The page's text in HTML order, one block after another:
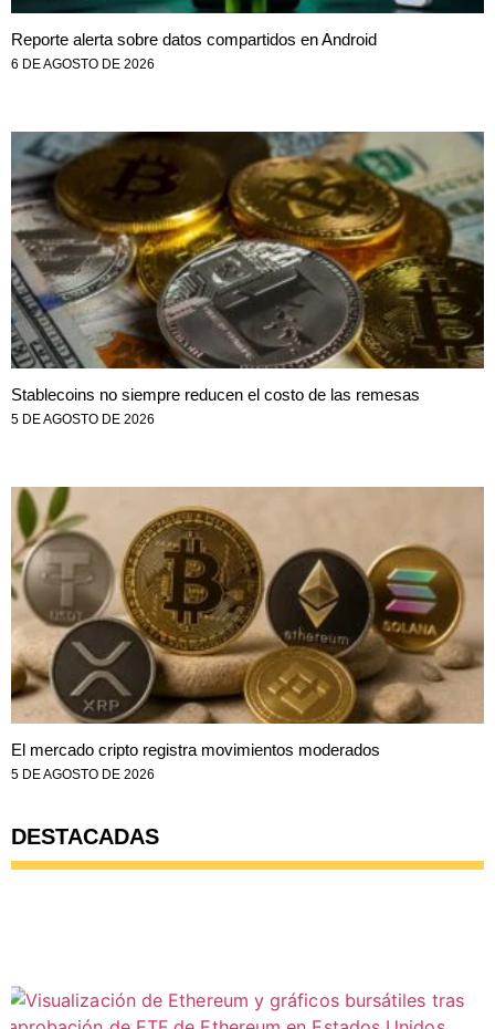
Reporte alerta sobre datos compartidos en Android
6 DE AGOSTO DE 2026
Stablecoins no siempre reducen el costo de las remesas
5 DE AGOSTO DE 2026
El mercado cripto registra movimientos moderados
5 DE AGOSTO DE 2026
DESTACADAS